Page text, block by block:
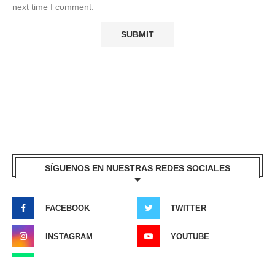
next time I comment.
SÍGUENOS EN NUESTRAS REDES SOCIALES
FACEBOOK TWITTER
INSTAGRAM YOUTUBE